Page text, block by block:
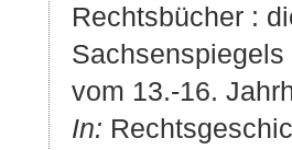
Rechtsbücher :
vom 13.-16.
In: